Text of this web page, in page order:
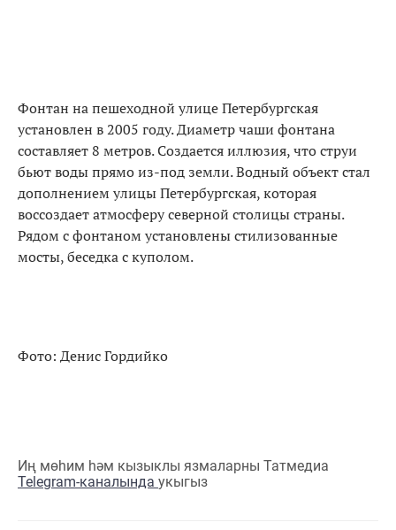
Фонтан на пешеходной улице Петербургская
установлен в 2005 году. Диаметр чаши фонтана
составляет 8 метров. Создается иллюзия, что струи
бьют воды прямо из-под земли. Водный объект стал
дополнением улицы Петербургская, которая
воссоздает атмосферу северной столицы страны.
Рядом с фонтаном установлены стилизованные
мосты, беседка с куполом.
Фото: Денис Гордийко
Иң мөһим һәм кызыклы язмаларны Татмедиа
Telegram-каналында укыгыз